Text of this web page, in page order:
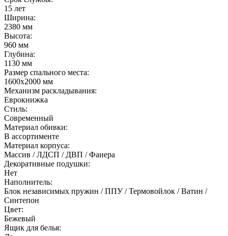
15 лет
Ширина:
2380 мм
Высота:
960 мм
Глубина:
1130 мм
Размер спального места:
1600х2000 мм
Механизм раскладывания:
Еврокнижка
Стиль:
Современный
Материал обивки:
В ассортименте
Материал корпуса:
Массив / ЛДСП / ДВП / Фанера
Декоративные подушки:
Нет
Наполнитель:
Блок независимых пружин / ППУ / Термовойлок / Ватин /
Синтепон
Цвет:
Бежевый
Ящик для белья: